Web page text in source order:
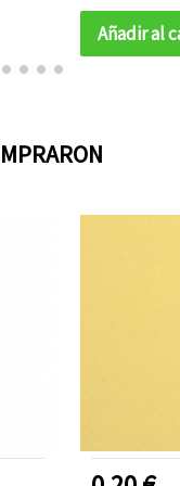
3D |
Añadir al